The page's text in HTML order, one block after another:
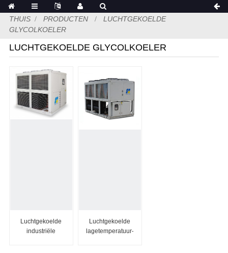
THUIS PRODUCTEN
LUCHTGEKOELDE
GLYCOLKOELER
LUCHTGEKOELDE GLYCOLKOELER
Luchtgekoelde
industriële
Luchtgekoelde
lagetemperatuur-